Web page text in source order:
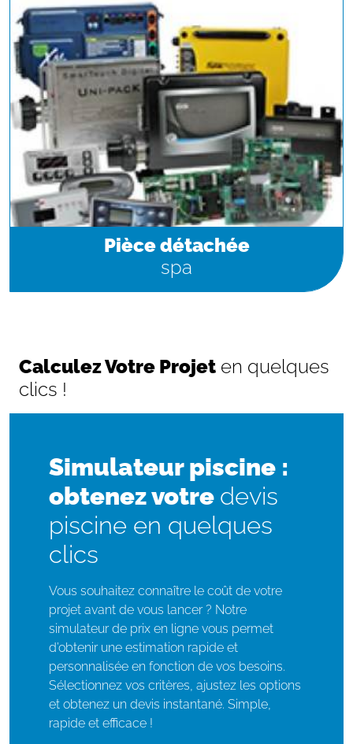
Pièce détachée
spa
Calculez Votre Projet en quelques
clics !
Simulateur piscine :
obtenez votre devis
piscine en quelques
clics
Vous souhaitez connaître le coût de votre
projet avant de vous lancer ? Notre
simulateur de prix en ligne vous permet
d’obtenir une estimation rapide et
personnalisée en fonction de vos besoins.
Sélectionnez vos critères, ajustez les options
et obtenez un devis instantané. Simple,
rapide et efficace !